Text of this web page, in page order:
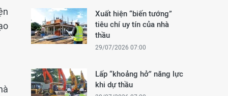
Xuất hiện “biến tướng”
tiêu chí uy tín của nhà
thầu
29/07/2026 07:00
Lấp “khoảng hở” năng lực
khi dự thầu